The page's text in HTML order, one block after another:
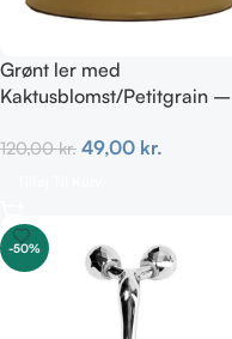
Grønt ler med
Kaktusblomst/Petitgrain –
120,00kr. 49,00 kr.
-50%